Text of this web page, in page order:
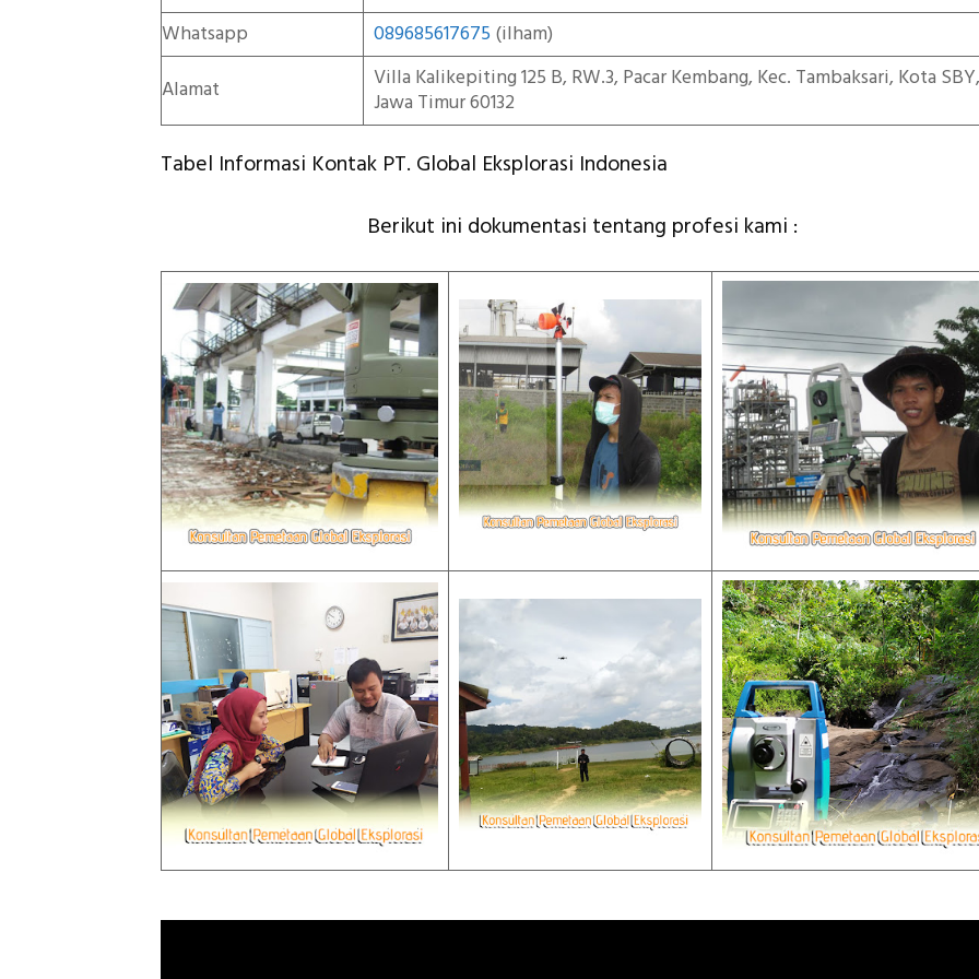
Whatsapp
089685617675 (ilham)
Alamat
Villa Kalikepiting 125 B, RW.3, Pacar Kembang, Kec. Tambaksari, Kota SBY,
Jawa Timur 60132
Tabel Informasi Kontak PT. Global Eksplorasi Indonesia
Berikut ini dokumentasi tentang profesi kami :